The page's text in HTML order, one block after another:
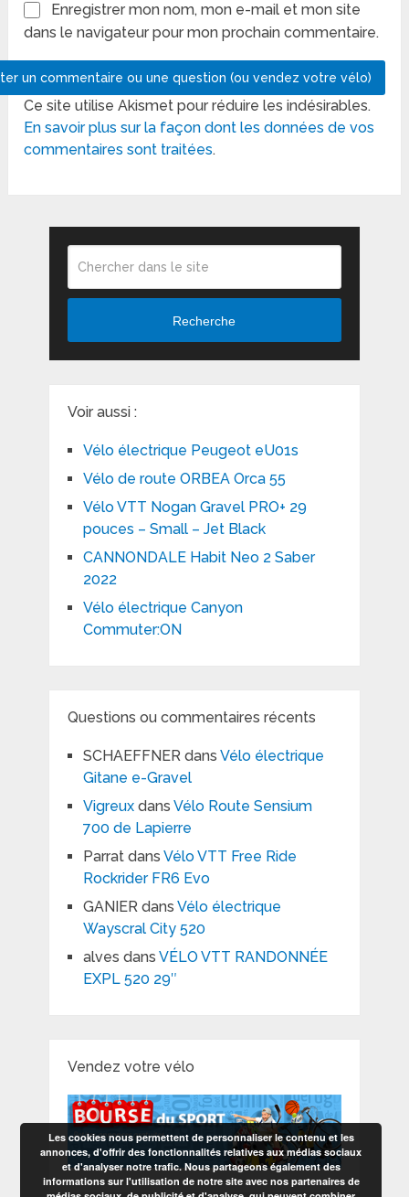
Enregistrer mon nom, mon e-mail et mon site
dans le navigateur pour mon prochain commentaire.
Ce site utilise Akismet pour réduire les indésirables.
En savoir plus sur la façon dont les données de vos
commentaires sont traitées.
Recherche
Voir aussi :
Vélo électrique Peugeot eU01s
Vélo de route ORBEA Orca 55
Vélo VTT Nogan Gravel PRO+ 29
pouces – Small – Jet Black
CANNONDALE Habit Neo 2 Saber
2022
Vélo électrique Canyon
Commuter:ON
Questions ou commentaires récents
SCHAEFFNERdans Vélo électrique
Gitane e-Gravel
Vigreuxdans Vélo Route Sensium
700 de Lapierre
Parratdans Vélo VTT Free Ride
Rockrider FR6 Evo
GANIERdans Vélo électrique
Wayscral City 520
alves dans VÉLO VTT RANDONNÉE
EXPL 520 29″
Vendez votre vélo
Les cookies nous permettent de personnaliser le contenu et les
annonces, d'offrir des fonctionnalités relatives aux médias sociaux
et d'analyser notre trafic. Nous partageons également des
informations sur l'utilisation de notre site avec nos partenaires de